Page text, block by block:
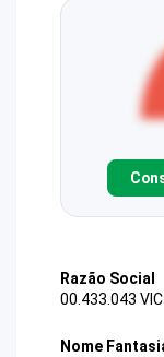
Razão Social
00.433.043
Nome